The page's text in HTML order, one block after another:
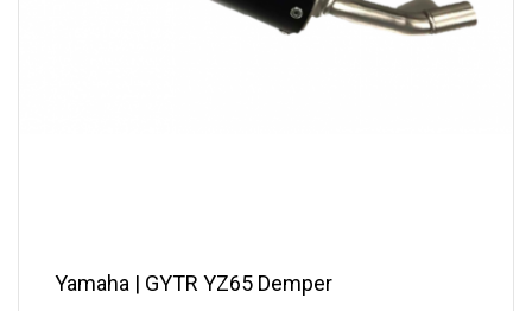
Yamaha | GYTR YZ65 Demper